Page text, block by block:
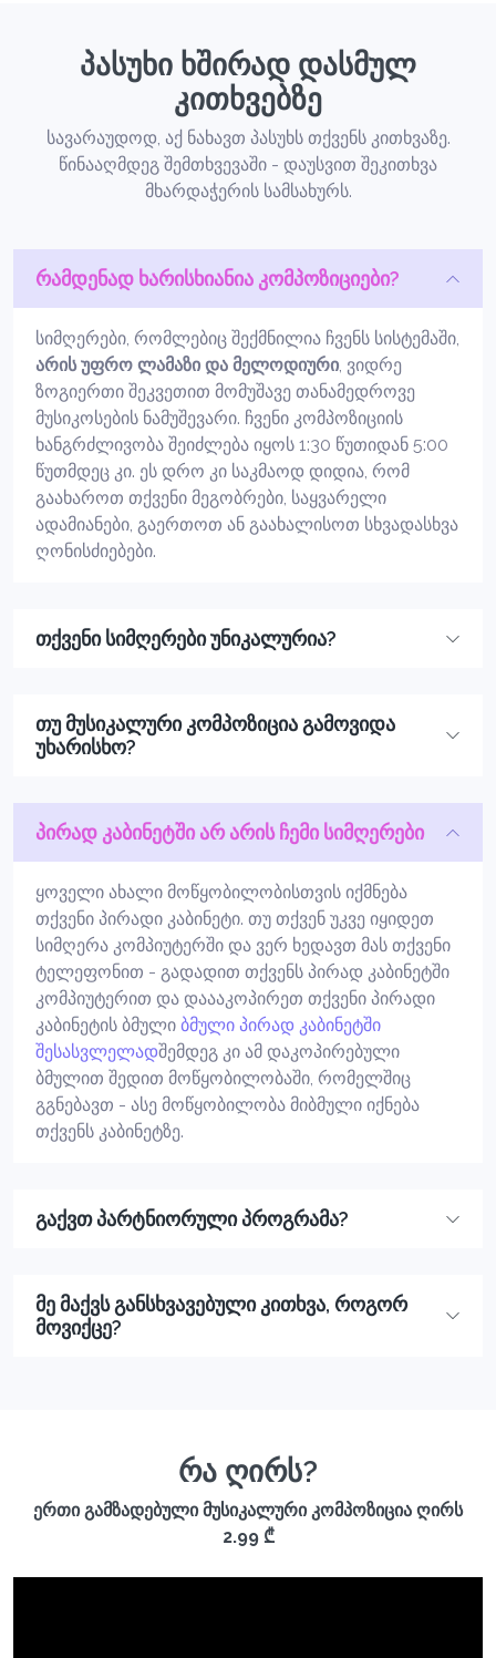
პასუხი ხშირად დასმულ
კითხვებზე
სავარაუდოდ, აქ ნახავთ პასუხს თქვენს კითხვაზე.
წინააღმდეგ შემთხვევაში - დაუსვით შეკითხვა
მხარდაჭერის სამსახურს.
რამდენად ხარისხიანია კომპოზიციები?
სიმღერები, რომლებიც შექმნილია ჩვენს სისტემაში,
არის უფრო ლამაზი და მელოდიური, ვიდრე
ზოგიერთი შეკვეთით მომუშავე თანამედროვე
მუსიკოსების ნამუშევარი. ჩვენი კომპოზიციის
ხანგრძლივობა შეიძლება იყოს 1:30 წუთიდან 5:00
წუთმდეც კი. ეს დრო კი საკმაოდ დიდია, რომ
გაახაროთ თქვენი მეგობრები, საყვარელი
ადამიანები, გაერთოთ ან გაახალისოთ სხვადასხვა
ღონისძიებები.
თქვენი სიმღერები უნიკალურია?
თუ მუსიკალური კომპოზიცია გამოვიდა
უხარისხო?
პირად კაბინეტში არ არის ჩემი სიმღერები
ყოველი ახალი მოწყობილობისთვის იქმნება
თქვენი პირადი კაბინეტი. თუ თქვენ უკვე იყიდეთ
სიმღერა კომპიუტერში და ვერ ხედავთ მას თქვენი
ტელეფონით - გადადით თქვენს პირად კაბინეტში
კომპიუტერით და დაააკოპირეთ თქვენი პირადი
კაბინეტის ბმული ბმული პირად კაბინეტში
შესასვლელადშემდეგ კი ამ დაკოპირებული
ბმულით შედით მოწყობილობაში, რომელშიც
გგნებავთ - ასე მოწყობილობა მიბმული იქნება
თქვენს კაბინეტზე.
გაქვთ პარტნიორული პროგრამა?
მე მაქვს განსხვავებული კითხვა, როგორ
მოვიქცე?
რა ღირს?
ერთი გამზადებული მუსიკალური კომპოზიცია ღირს
2.99 ₾